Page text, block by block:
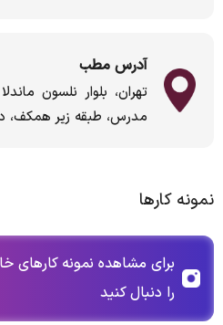
آدرس مطب
تهران، بلوار نلسون
مدرس، طبقه زیر همکف،
نمونه کارها
برای مشاهده نمونه کارهای
را دنبال کنید